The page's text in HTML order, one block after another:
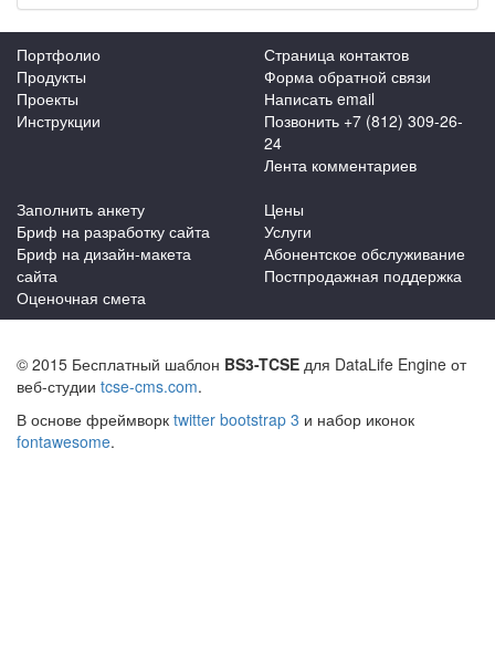
Портфолио
Продукты
Проекты
Инструкции
Страница контактов
Форма обратной связи
Написать email
Позвонить +7 (812) 309-26-
24
Лента комментариев
Заполнить анкету
Бриф на разработку сайта
Бриф на дизайн-макета
сайта
Оценочная смета
Цены
Услуги
Абонентское обслуживание
Постпродажная поддержка
© 2015 Бесплатный шаблон BS3-TCSE для DataLife Engine от
веб-студии tcse-cms.com.
В основе фреймворк twitter bootstrap 3 и набор иконок
fontawesome.